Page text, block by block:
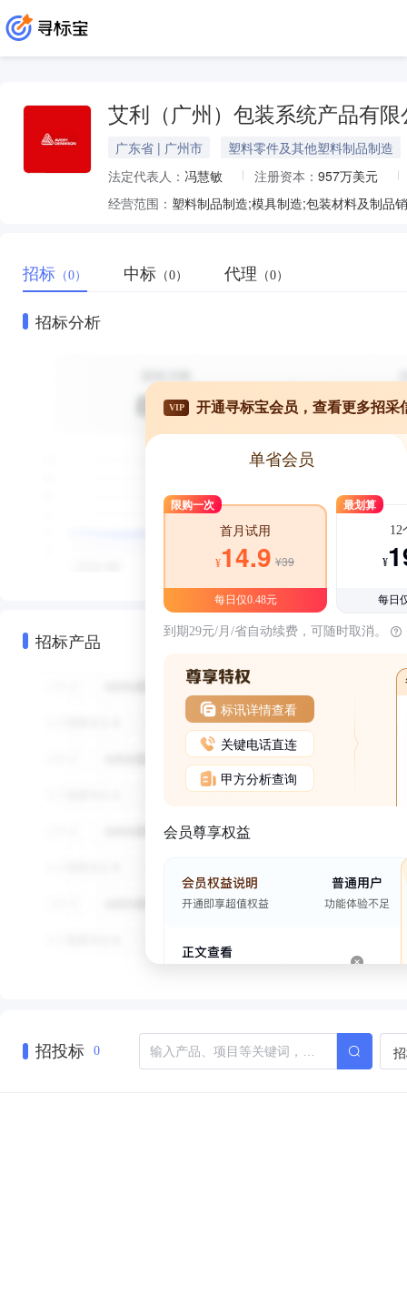
艾利（广州）包装系统产品有限
广东省 | 广州市
塑料零件及其他塑料制品制造
法定代表人： 冯慧敏 注册资本： 957万美元
经营范围：
招标 （0） 中标 （0） 代理 （0）
招标分析
招标产品
VIP 开通寻标宝会员，查看更多招采
单省会员
限购一次
首月试用
¥14.9 ¥39
每日仅0.48元
最划算
12
¥
每日
到期29元/月/省自动续费，可随时取消。
标讯详情查看
关键电话直连
甲方分析查询
会员尊享权益
招投标 0